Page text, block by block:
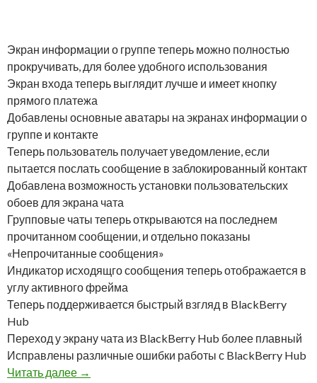
Экран информации о группе теперь можно полностью
прокручивать, для более удобного использования
Экран входа теперь выглядит лучше и имеет кнопку
прямого платежа
Добавлены основные аватары на экранах информации о
группе и контакте
Теперь пользователь получает уведомление, если
пытается послать сообщение в заблокированный контакт
Добавлена ​​возможность установки пользовательских
обоев для экрана чата
Групповые чаты теперь открываются на последнем
прочитанном сообщении, и отдельно показаны
«Непрочитанные сообщения»
Индикатор исходящго сообщения теперь отображается в
углу активного фрейма
Теперь поддерживается быстрый взгляд в BlackBerry
Hub
Переход у экрану чата из BlackBerry Hub более плавный
Исправлены различные ошибки работы с BlackBerry Hub
Читать далее WhatsApp обновился до версии v2.10.89455.1
→